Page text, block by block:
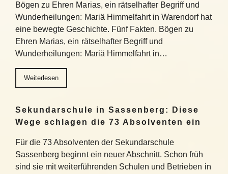
Bögen zu Ehren Marias, ein rätselhafter Begriff und
Wunderheilungen: Mariä Himmelfahrt in Warendorf hat
eine bewegte Geschichte. Fünf Fakten. Bögen zu
Ehren Marias, ein rätselhafter Begriff und
Wunderheilungen: Mariä Himmelfahrt in…
Weiterlesen
Sekundarschule in Sassenberg: Diese
Wege schlagen die 73 Absolventen ein
Für die 73 Absolventen der Sekundarschule
Sassenberg beginnt ein neuer Abschnitt. Schon früh
sind sie mit weiterführenden Schulen und Betrieben in